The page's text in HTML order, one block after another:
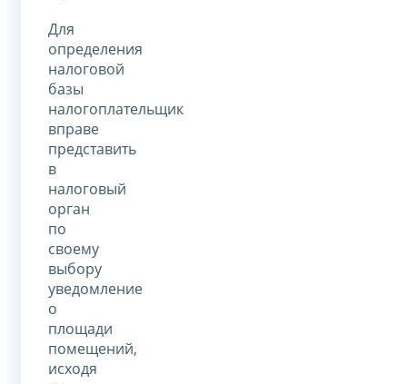
Для
определения
налоговой
базы
налогоплательщик
вправе
представить
в
налоговый
орган
по
своему
выбору
уведомление
о
площади
помещений,
исходя